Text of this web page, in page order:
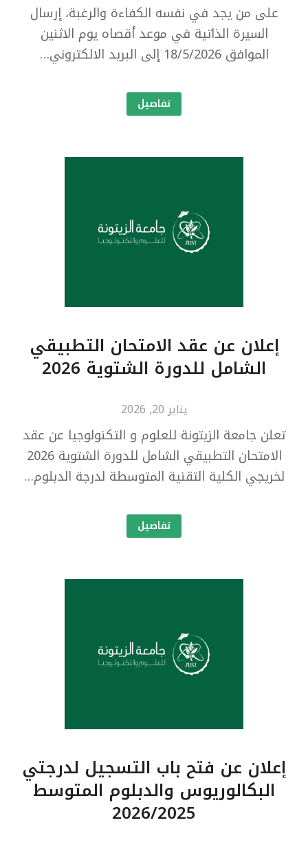
على من يجد في نفسه الكفاءة والرغبة، إرسال
السيرة الذاتية في موعد أقصاه يوم الاثنين
الموافق 18/5/2026 إلى البريد الالكتروني…
تفاصيل
إعلان عن عقد الامتحان التطبيقي
الشامل للدورة الشتوية 2026
يناير 20, 2026
تعلن جامعة الزيتونة للعلوم و التكنولوجيا عن عقد
الامتحان التطبيقي الشامل للدورة الشتوية 2026
لخريجي الكلية التقنية المتوسطة لدرجة الدبلوم…
تفاصيل
إعلان عن فتح باب التسجيل لدرجتي
البكالوريوس والدبلوم المتوسط
2026/2025